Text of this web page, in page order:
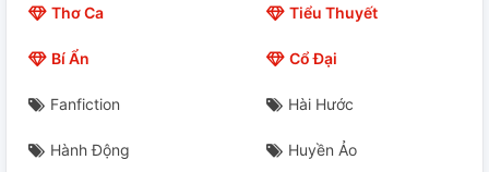
Thơ Ca Tiểu Thuyết
Bí Ẩn Cổ Đại
Fanfiction Hài Hước
Hành Động Huyền Ảo